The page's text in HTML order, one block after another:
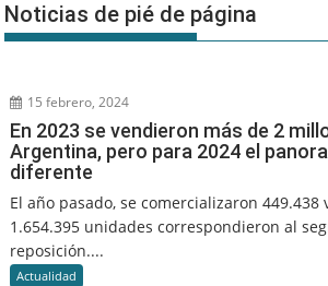
Noticias de pié de página
15 febrero, 2024
En 2023 se vendieron más de 2
Argentina, pero para 2024 el
diferente
El año pasado, se comercializaron 449.438
1.654.395 unidades correspondieron al
reposición....
Actualidad